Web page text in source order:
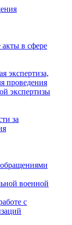
в сфере
экспертиза,
проведения
экспертизы
за
военной
с